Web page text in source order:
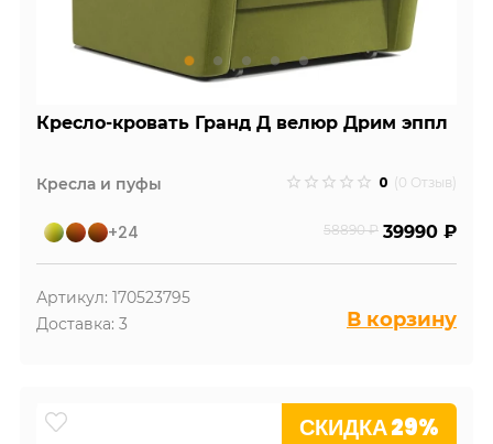
Кресло-кровать Гранд Д велюр Дрим эппл
Кресла и пуфы 0 (0 Отзыв)
+24 58890 ₽ 39990 ₽
Артикул: 170523795
Доставка: 3
В корзину
СКИДКА 29%